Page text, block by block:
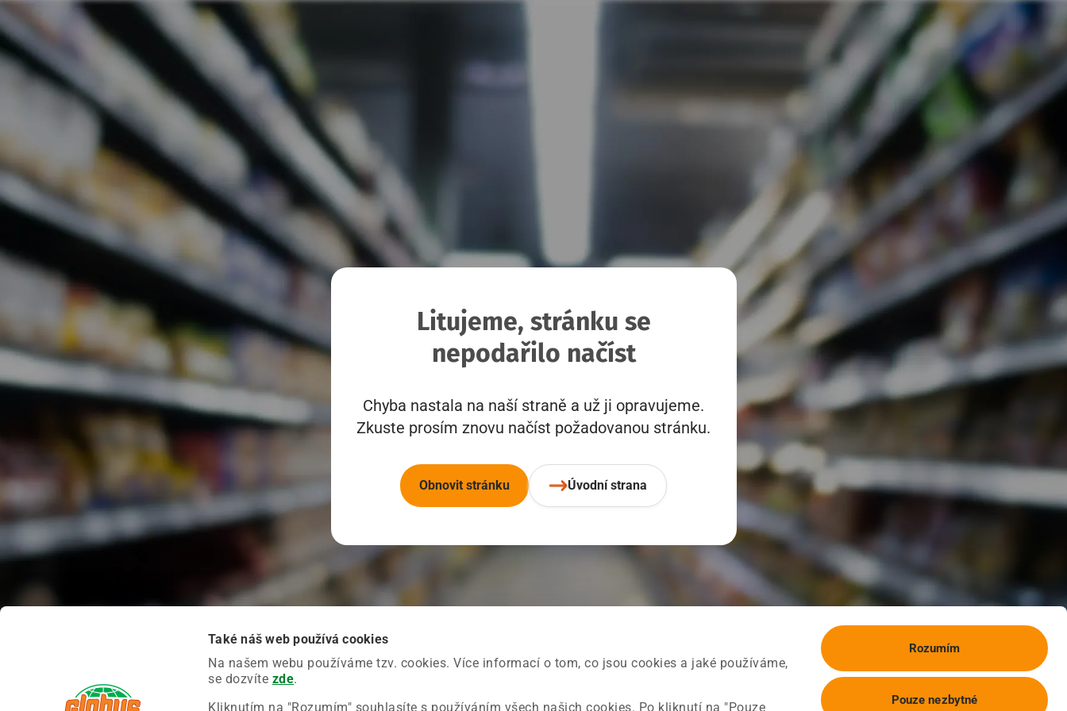
Také náš web používá cookies
Na našem webu používáme tzv. cookies. Více informací o tom, co jsou cookies a jaké používáme,
se dozvíte zde.
Kliknutím na "Rozumím" souhlasíte s používáním všech našich cookies. Po kliknutí na "Pouze
Rozumím
Pouze nezbytné
Litujeme, stránku se
nepodařilo načíst
Chyba nastala na naší straně a už ji opravujeme.
Zkuste prosím znovu načíst požadovanou stránku.
Obnovit stránku Úvodní strana